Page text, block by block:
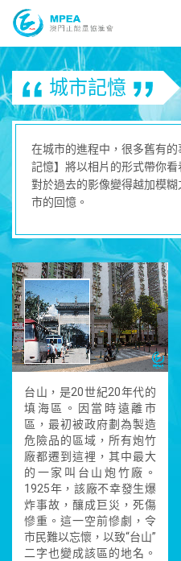
城市記憶
在城市的進程中，很多舊有
記憶】將以相片的形式帶你
對於過去的影像變得越加模
市的回憶。
台山，是20世紀20年代的
填海區。因當時遠離市
區，最初被政府劃為製造
危險品的區域，所有炮竹
廠都遷到這裡，其中最大
的一家叫台山炮竹廠。
1925年，該廠不幸發生爆
炸事故，釀成巨災，死傷
慘重。這一空前慘劇，令
市民難以忘懷，以致“台山”
二字也變成該區的地名。